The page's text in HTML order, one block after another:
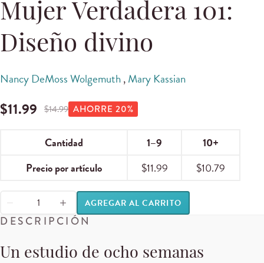
Mujer Verdadera 101:
Diseño divino
Nancy DeMoss Wolgemuth,Mary Kassian
$11.99 $14.99 AHORRE 20%
Cantidad 1–9
10+
Precio por artículo
$11.99 $10.79
AGREGAR AL CARRITO
DESCRIPCIÓN
Un estudio de ocho semanas